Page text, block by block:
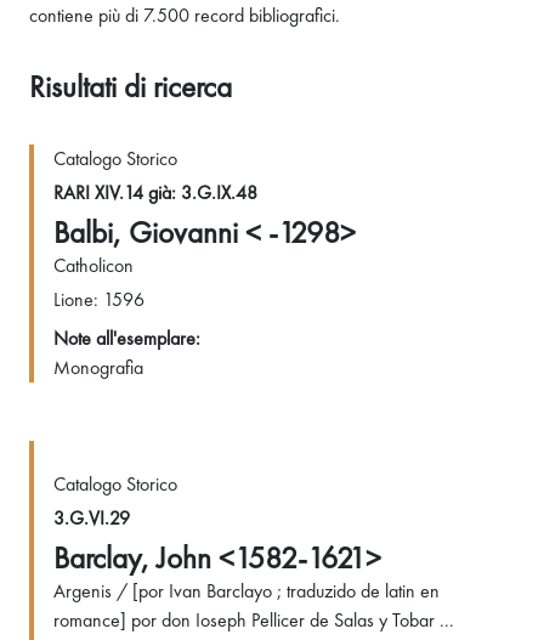
contiene più di 7.500 record bibliografici.
Risultati di ricerca
Catalogo Storico
RARI XIV.14 già: 3.G.IX.48
Balbi, Giovanni < -1298>
Catholicon
Lione: 1596
Note all'esemplare:
Monografia
Catalogo Storico
3.G.VI.29
Barclay, John <1582-1621>
Argenis / [por Ivan Barclayo ; traduzido de latin en
romance] por don Ioseph Pellicer de Salas y Tobar ...